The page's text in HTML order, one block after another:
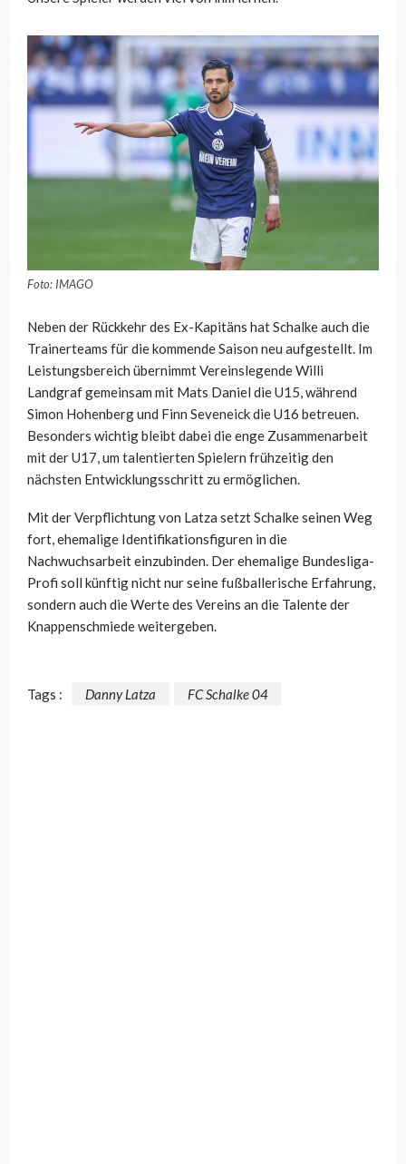
Foto: IMAGO
Neben der Rückkehr des Ex-Kapitäns hat Schalke auch die
Trainerteams für die kommende Saison neu aufgestellt. Im
Leistungsbereich übernimmt Vereinslegende Willi
Landgraf gemeinsam mit Mats Daniel die U15, während
Simon Hohenberg und Finn Seveneick die U16 betreuen.
Besonders wichtig bleibt dabei die enge Zusammenarbeit
mit der U17, um talentierten Spielern frühzeitig den
nächsten Entwicklungsschritt zu ermöglichen.
Mit der Verpflichtung von Latza setzt Schalke seinen Weg
fort, ehemalige Identifikationsfiguren in die
Nachwuchsarbeit einzubinden. Der ehemalige Bundesliga-
Profi soll künftig nicht nur seine fußballerische Erfahrung,
sondern auch die Werte des Vereins an die Talente der
Knappenschmiede weitergeben.
Tags : Danny Latza FC Schalke 04